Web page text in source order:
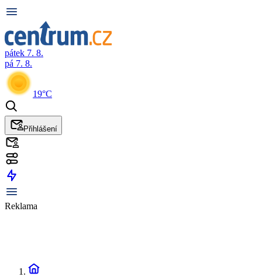
pátek 7. 8.
pá 7. 8.
19°C
Přihlášení
Reklama